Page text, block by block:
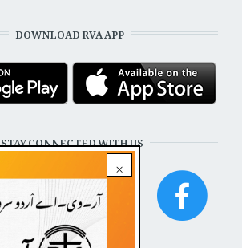
×
DOWNLOAD RVA APP
STAY CONNECTED WITH US!